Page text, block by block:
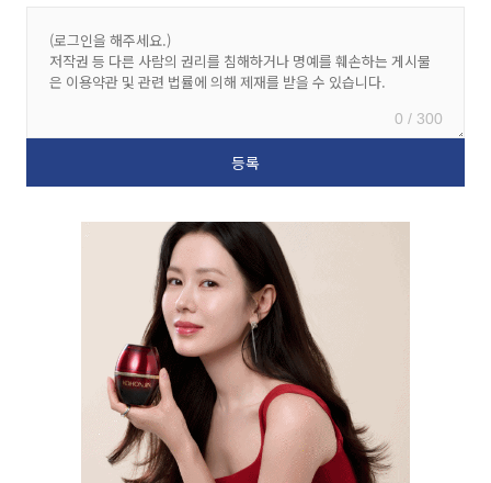
0 / 300